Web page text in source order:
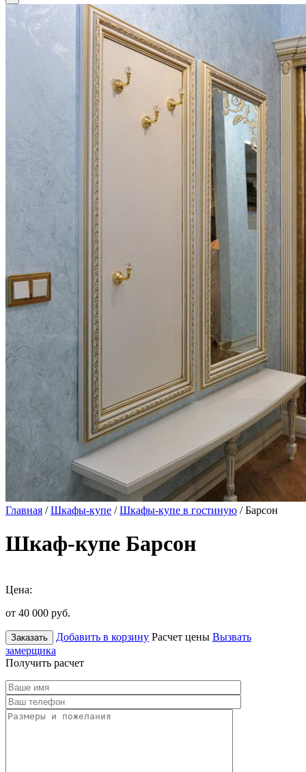
Главная /Шкафы-купе /Шкафы-купе в гостиную / Барсон
Шкаф-купе Барсон
Цена:
от 40 000 руб.
Заказать Добавить в корзину Расчет цены Вызвать
замерщика
Получить расчет